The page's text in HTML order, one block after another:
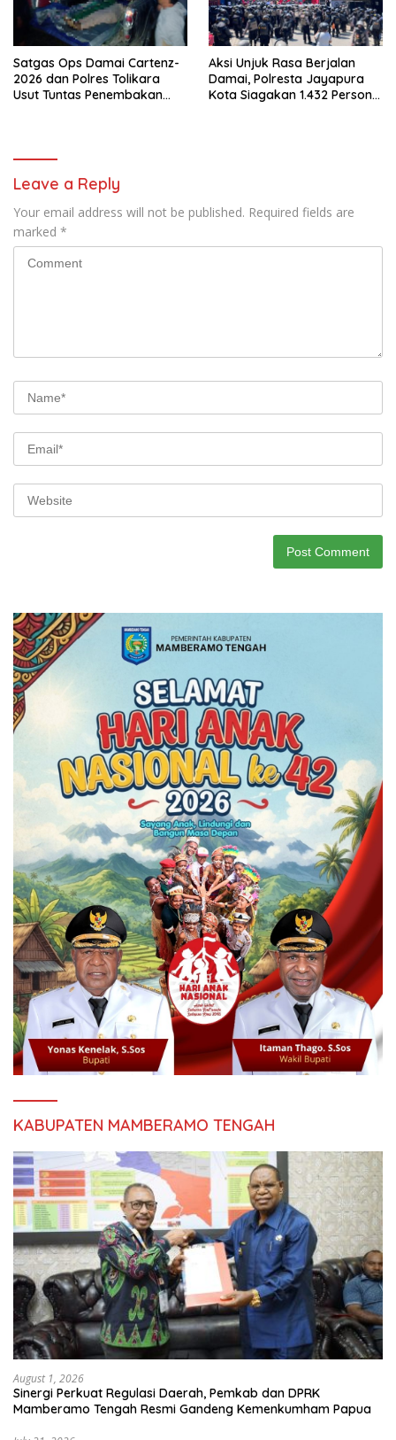
Satgas Ops Damai Cartenz-
2026 dan Polres Tolikara
Usut Tuntas Penembakan
Aksi Unjuk Rasa Berjalan
Damai, Polresta Jayapura
Kota Siagakan 1.432 Personel
Leave a Reply
Your email address will not be published. Required fields are
marked *
KABUPATEN MAMBERAMO TENGAH
August 1, 2026
Sinergi Perkuat Regulasi Daerah, Pemkab dan DPRK
Mamberamo Tengah Resmi Gandeng Kemenkumham Papua